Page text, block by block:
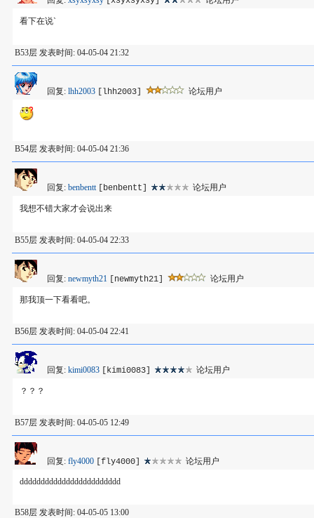
看下在说`
B53层 发表时间: 04-05-04 21:32
回复: lhh2003 [lhh2003] 论坛用户
B54层 发表时间: 04-05-04 21:36
回复: benbentt [benbentt] 论坛用户
我想不错大家才会说出来
B55层 发表时间: 04-05-04 22:33
回复: newmyth21 [newmyth21] 论坛用户
那我顶一下看看吧。
B56层 发表时间: 04-05-04 22:41
回复: kimi0083 [kimi0083] 论坛用户
？？？
B57层 发表时间: 04-05-05 12:49
回复: fly4000 [fly4000] 论坛用户
dddddddddddddddddddddddd
B58层 发表时间: 04-05-05 13:00